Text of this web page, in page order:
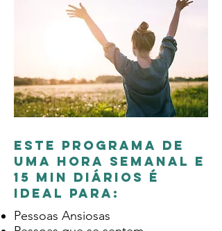
Este programa de
uma hora semanal e
15 min diários é
ideal para:
Pessoas Ansiosas